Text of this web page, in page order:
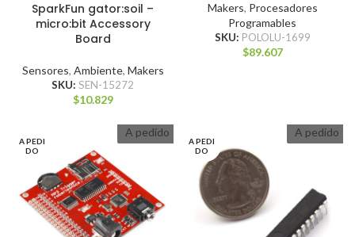
SparkFun gator:soil –
micro:bit Accessory
Board
Sensores, Ambiente, Makers
SKU: SEN-15272
$10.829
Makers, Procesadores
Programables
SKU: POLOLU-1699
$89.607
A PEDI
DO
A pedido
A PEDI
DO
A pedido